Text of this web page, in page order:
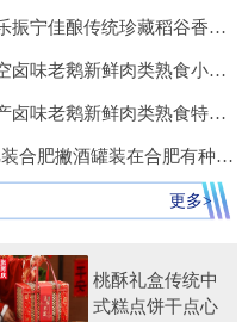
安徽合肥三河特产米酒四子同乐振宁佳酿传统珍藏稻谷香一箱两瓶
吴山贡鹅安徽合肥特产袋装真空卤味老鹅新鲜肉类熟食小吃包河发货
吴山贡鹅一只礼盒安徽合肥特产卤味老鹅新鲜肉类熟食特色小吃包邮
合肥丿酒（piě酒）精酿啤酒1L装合肥撇酒罐装在合肥有种局叫丿酒
更多>
桃酥礼盒传统中
式糕点饼干点心